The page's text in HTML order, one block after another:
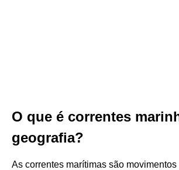
O que é correntes
geografia?
As correntes marítimas são